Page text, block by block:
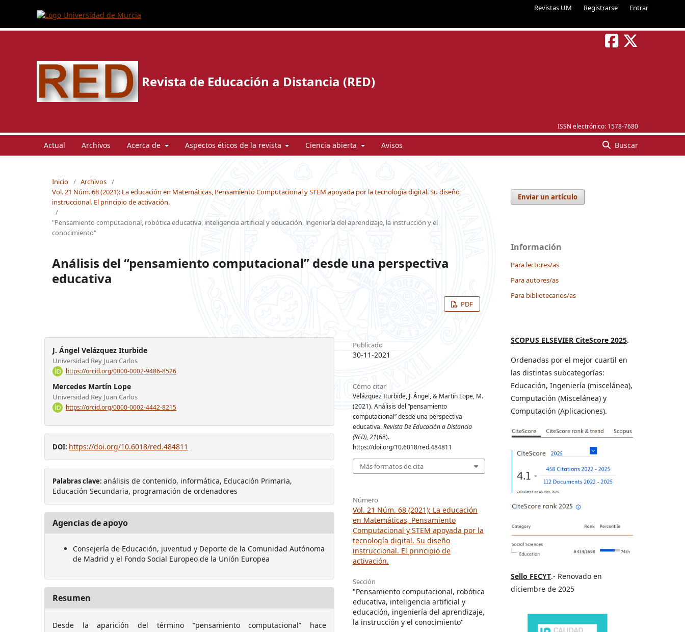
Revistas UM Registrarse Entrar
ISSN electrónico: 1578-7680
Revista de Educación a Distancia (RED)
Actual Archivos Acerca de Aspectos éticos de la revista Ciencia abierta Avisos Buscar
Inicio / Archivos /
Vol. 21 Núm. 68 (2021): La educación en Matemáticas, Pensamiento Computacional y STEM apoyada por la tecnología digital. Su diseño
instruccional. El principio de activación.
/
"Pensamiento computacional, robótica educativa, inteligencia artificial y educación, ingeniería del aprendizaje, la instrucción y el
conocimiento"
Análisis del “pensamiento computacional” desde una perspectiva
educativa
PDF
J. Ángel Velázquez Iturbide
Universidad Rey Juan Carlos
https://orcid.org/0000-0002-9486-8526
Mercedes Martín Lope
Universidad Rey Juan Carlos
https://orcid.org/0000-0002-4442-8215
DOI: https://doi.org/10.6018/red.484811
Palabras clave: análisis de contenido, informática, Educación Primaria,
Educación Secundaria, programación de ordenadores
Agencias de apoyo
Consejería de Educación, juventud y Deporte de la Comunidad Autónoma
de Madrid y el Fondo Social Europeo de la Unión Europea
Resumen
Desde la aparición del término “pensamiento computacional” hace
Publicado
30-11-2021
Cómo citar
Velázquez Iturbide, J. Ángel, & Martín Lope, M.
(2021). Análisis del “pensamiento
computacional” desde una perspectiva
educativa.Revista De Educación a Distancia
(RED),21(68).
https://doi.org/10.6018/red.484811
Más formatos de cita
Número
Vol. 21 Núm. 68 (2021): La educación
en Matemáticas, Pensamiento
Computacional y STEM apoyada por la
tecnología digital. Su diseño
instruccional. El principio de
activación.
Sección
"Pensamiento computacional, robótica
educativa, inteligencia artificial y
educación, ingeniería del aprendizaje,
la instrucción y el conocimiento"
Enviar un artículo
Información
Para lectores/as
Para autores/as
Para bibliotecarios/as
SCOPUS ELSEVIER CiteScore 2025.
Ordenadas por el mejor cuartil en
las distintas subcategorías:
Educación, Ingeniería (miscelánea),
Computación (Miscelánea) y
Computación (Aplicaciones).
Sello FECYT.- Renovado en
diciembre de 2025